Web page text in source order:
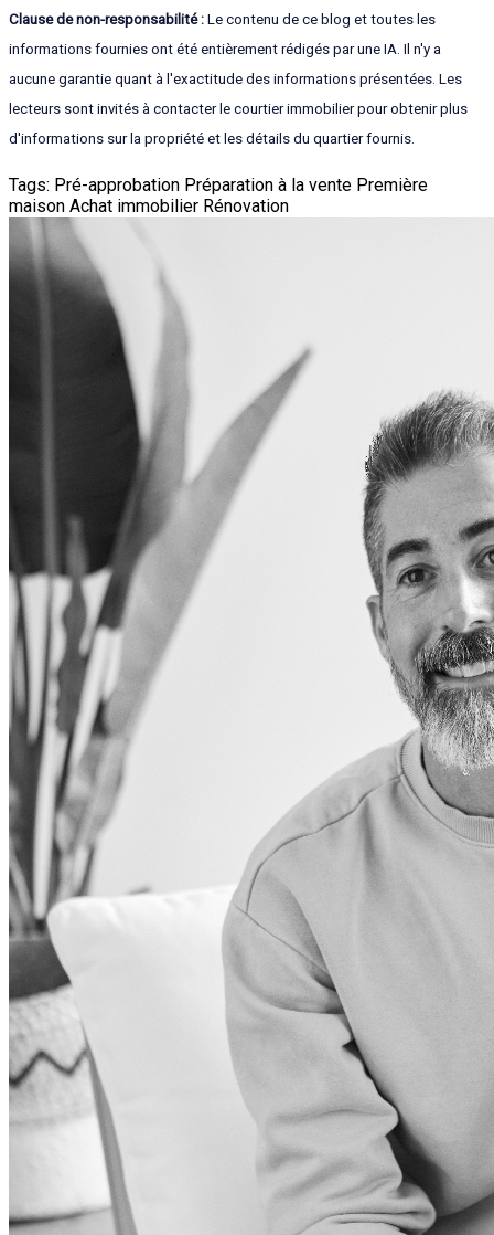
Clause de non-responsabilité : Le contenu de ce blog et toutes les
informations fournies ont été entièrement rédigés par une IA. Il n'y a
aucune garantie quant à l'exactitude des informations présentées. Les
lecteurs sont invités à contacter le courtier immobilier pour obtenir plus
d'informations sur la propriété et les détails du quartier fournis.
Tags: Pré-approbation Préparation à la vente Première
maison Achat immobilier Rénovation